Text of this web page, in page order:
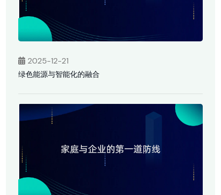
2025-12-21
绿色能源与智能化的融合